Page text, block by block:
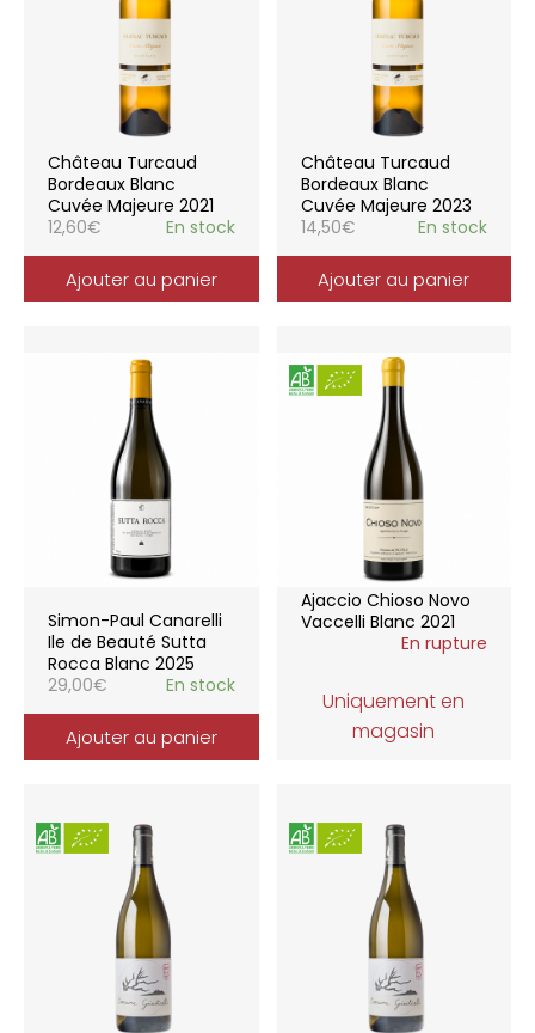
Château Turcaud
Bordeaux Blanc
Cuvée Majeure 2021
12,60€ En stock
Ajouter au panier
Château Turcaud
Bordeaux Blanc
Cuvée Majeure 2023
14,50€ En stock
Ajouter au panier
Simon-Paul Canarelli
Ile de Beauté Sutta
Rocca Blanc 2025
29,00€ En stock
Ajouter au panier
Ajaccio Chioso Novo
Vaccelli Blanc 2021
En rupture
Uniquement en
magasin